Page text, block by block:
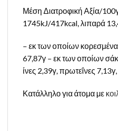
Μέση Διατροφική Αξία/
1745kJ/417kcal, λιπαρά
– εκ των οποίων
67,87γ – εκ των οποίων
ίνες 2,39γ, πρωτεΐνες
Κατάλληλο για άτομα με